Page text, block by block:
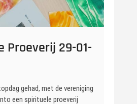
Proeverij 29-01-
gehad, met de vereniging
een spirituele proeverij